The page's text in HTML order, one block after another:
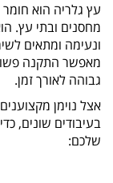
עץ גלריה הוא חומר
מחסנים ובתי עץ.
ונעימה ומתאים
מאפשר התקנה
גבוהה לאורך זמן.
אצל נוימן
בעיבודים שונים,
שלכם: